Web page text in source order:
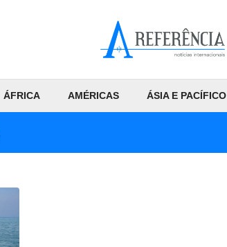
ÁFRICA AMÉRICAS ÁSIA E PACÍFICO